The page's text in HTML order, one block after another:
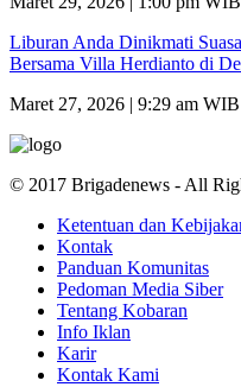
Liburan Anda Dinikmati
Bersama Villa Herdianto di
Maret 27, 2026 | 9:29 am WIB
© 2017 Brigadenews - All
Ketentuan dan
Kontak
Panduan Komunitas
Pedoman Media Siber
Tentang Kobaran
Info Iklan
Karir
Kontak Kami